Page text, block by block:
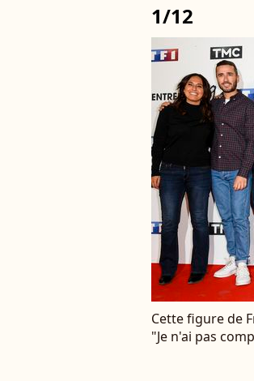
1/12
Cette figure de
"Je n'ai pas